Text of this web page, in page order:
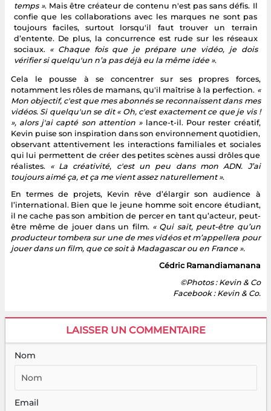
temps ». Mais être créateur de contenu n'est pas sans défis. Il
confie que les collaborations avec les marques ne sont pas
toujours faciles, surtout lorsqu'il faut trouver un terrain
d’entente. De plus, la concurrence est rude sur les réseaux
sociaux. « Chaque fois que je prépare une vidéo, je dois
vérifier si quelqu'un n’a pas déjà eu la même idée ».
Cela le pousse à se concentrer sur ses propres forces,
notamment les rôles de mamans, qu'il maîtrise à la perfection. «
Mon objectif, c'est que mes abonnés se reconnaissent dans mes
vidéos. Si quelqu'un se dit « Oh, c'est exactement ce que je vis !
», alors j'ai capté son attention » lance-t-il. Pour rester créatif,
Kevin puise son inspiration dans son environnement quotidien,
observant attentivement les interactions familiales et sociales
qui lui permettent de créer des petites scènes aussi drôles que
réalistes. « La créativité, c'est un peu dans mon ADN. J’ai
toujours aimé ça, et ça me vient assez naturellement ».
En termes de projets, Kevin rêve d’élargir son audience à
l’international. Bien que le jeune homme soit encore étudiant,
il ne cache pas son ambition de percer en tant qu’acteur, peut-
être même de jouer dans un film. « Qui sait, peut-être qu’un
producteur tombera sur une de mes vidéos et m’appellera pour
jouer dans un film, que ce soit à Madagascar ou en France ».
Cédric Ramandiamanana
©Photos : Kevin & Co
Facebook : Kevin & Co.
LAISSER UN COMMENTAIRE
Nom
Email